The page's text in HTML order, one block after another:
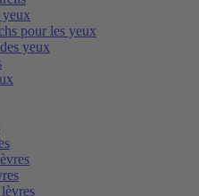
yeux
pour les yeux
yeux